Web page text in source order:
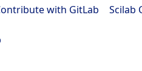
with GitLab Scilab